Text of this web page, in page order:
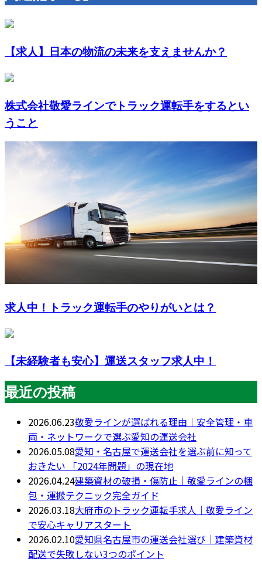
【求人】日本の物流の未来を支えませんか？
株式会社敬愛ラインでトラック運転手をするとい
うこと
求人中！トラック運転手のやりがいとは？
【未経験者も安心】運送スタッフ求人中！
最近の投稿
2026.06.23敬愛ラインが選ばれる理由｜安全管理・車
両・ネットワークで選ぶ愛知の運送会社
2026.05.08愛知・名古屋で運送会社を選ぶ前に知って
おきたい 「2024年問題」の現在地
2026.04.24建築資材の破損・傷防止｜敬愛ラインの梱
包・運搬テクニック完全ガイド
2026.03.18大府市のトラック運転手求人｜敬愛ライン
で安心キャリアスタート
2026.02.10愛知県名古屋市の運送会社選び｜建築資材
配送で失敗しない3つのポイント